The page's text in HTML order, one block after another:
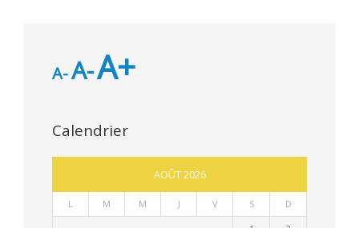
A-A-A+
Calendrier
AOÛT 2026
L M M J V S D